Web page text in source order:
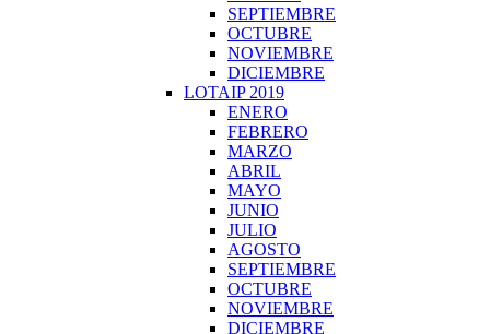
SEPTIEMBRE
OCTUBRE
NOVIEMBRE
DICIEMBRE
LOTAIP 2019
ENERO
FEBRERO
MARZO
ABRIL
MAYO
JUNIO
JULIO
AGOSTO
SEPTIEMBRE
OCTUBRE
NOVIEMBRE
DICIEMBRE